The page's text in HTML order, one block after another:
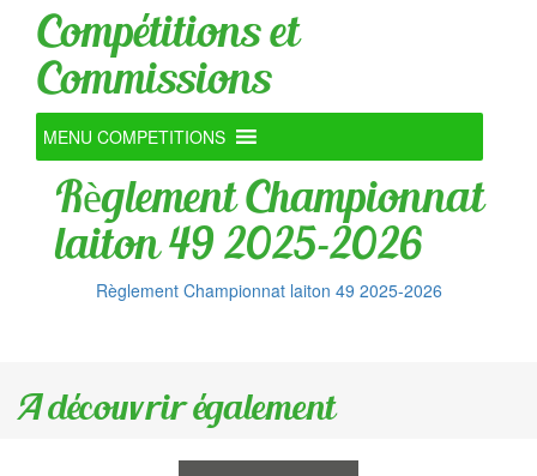
Compétitions et
Commissions
MENU COMPETITIONS
Règlement Championnat
laiton 49 2025-2026
Règlement Championnat laiton 49 2025-2026
A découvrir également